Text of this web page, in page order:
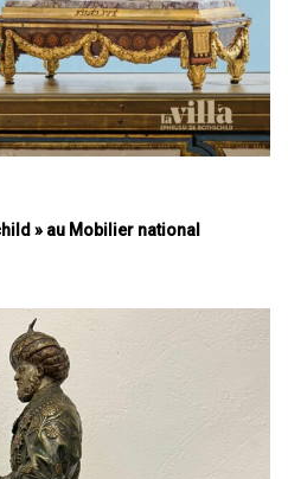
» au Mobilier national